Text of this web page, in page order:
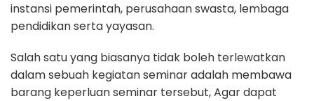
instansi pemerintah, perusahaan swasta, lembaga
pendidikan serta yayasan.
Salah satu yang biasanya tidak boleh terlewatkan
dalam sebuah kegiatan seminar adalah membawa
barang keperluan seminar tersebut, Agar dapat